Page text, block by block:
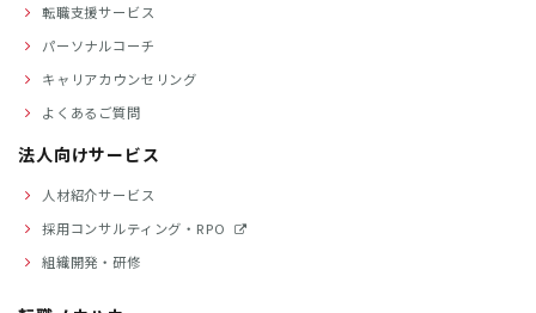
転職支援サービス
パーソナルコーチ
キャリアカウンセリング
よくあるご質問
法人向けサービス
人材紹介サービス
採用コンサルティング・RPO
組織開発・研修